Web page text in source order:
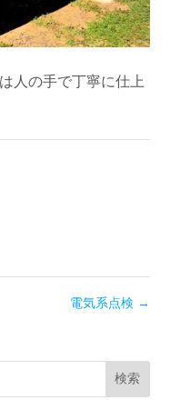
人の手で丁寧に仕上
電気系点検 →